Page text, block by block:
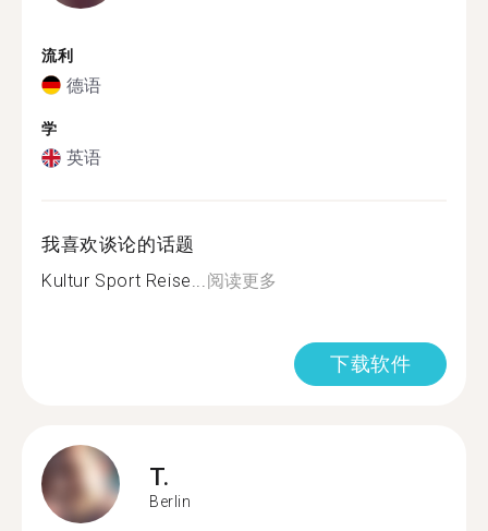
流利
德语
学
英语
我喜欢谈论的话题
Kultur Sport Reise...阅读更多
下载软件
T.
Berlin